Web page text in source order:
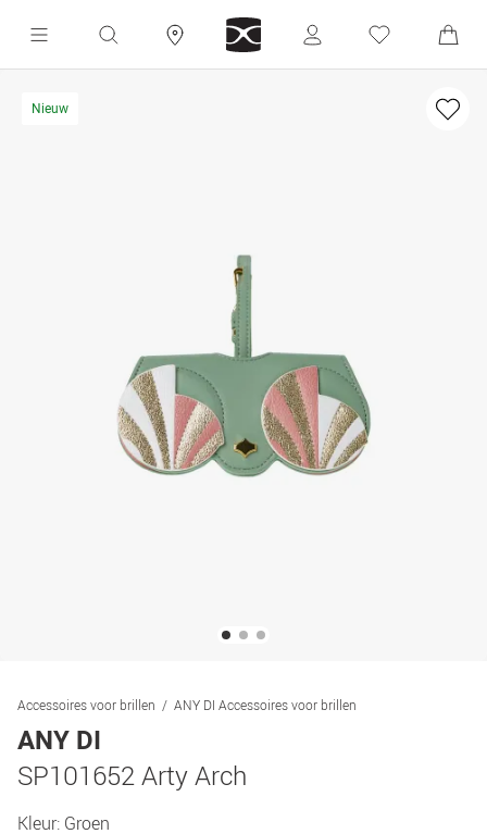
Nieuw
Accessoires voor brillen ANY DI Accessoires voor brillen
ANY DI
SP101652 Arty Arch
Kleur: Groen